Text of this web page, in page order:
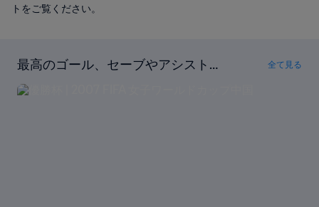
トをご覧ください。
最高のゴール、セーブやアシストが
ここに！
全て見る